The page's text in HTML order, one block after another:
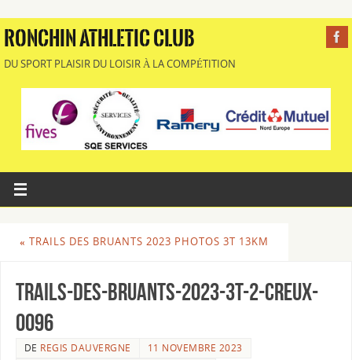
RONCHIN ATHLETIC CLUB
DU SPORT PLAISIR DU LOISIR À LA COMPÉTITION
« TRAILS DES BRUANTS 2023 PHOTOS 3T 13KM
Trails-des-Bruants-2023-3T-2-Creux-
0096
DE REGIS DAUVERGNE
11 NOVEMBRE 2023